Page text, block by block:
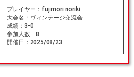
プレイヤー： fujimori noriki
大会名： ヴィンテージ交流会
成績： 3-0
参加人数： 8
開催日： 2025/08/23